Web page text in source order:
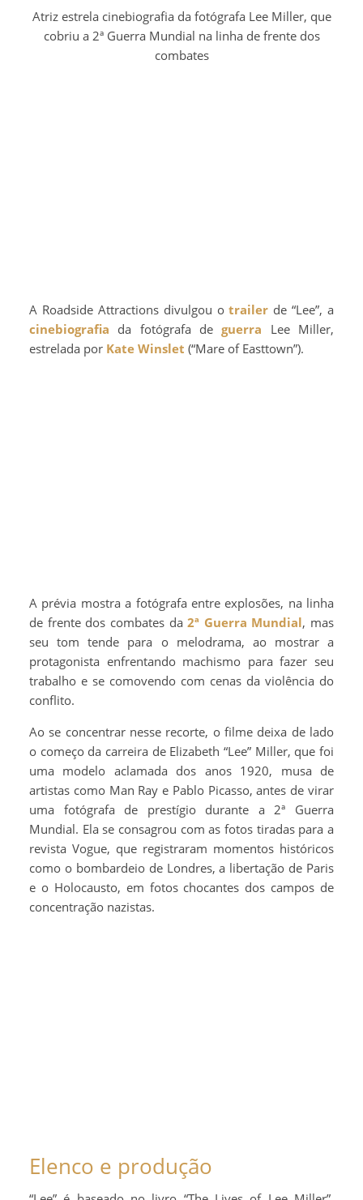
Atriz estrela cinebiografia da fotógrafa Lee Miller, que
cobriu a 2ª Guerra Mundial na linha de frente dos
combates
A Roadside Attractions divulgou otrailer de “Lee”, a
cinebiografia da fotógrafa deguerra Lee Miller,
estrelada por Kate Winslet (“Mare of Easttown”).
A prévia mostra a fotógrafa entre explosões, na linha
de frente dos combates da2ª Guerra Mundial, mas
seu tom tende para o melodrama, ao mostrar a
protagonista enfrentando machismo para fazer seu
trabalho e se comovendo com cenas da violência do
conflito.
Ao se concentrar nesse recorte, o filme deixa de lado
o começo da carreira de Elizabeth “Lee” Miller, que foi
uma modelo aclamada dos anos 1920, musa de
artistas como Man Ray e Pablo Picasso, antes de virar
uma fotógrafa de prestígio durante a 2ª Guerra
Mundial. Ela se consagrou com as fotos tiradas para a
revista Vogue, que registraram momentos históricos
como o bombardeio de Londres, a libertação de Paris
e o Holocausto, em fotos chocantes dos campos de
concentração nazistas.
Elenco e produção